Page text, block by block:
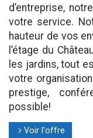
d’entreprise,
votre service.
hauteur de vos
l’étage du
les jardins, tout
votre
prestige,
possible!
l Voir l'offre